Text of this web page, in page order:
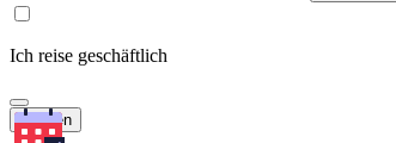
Ich reise geschäftlich
Suchen